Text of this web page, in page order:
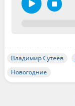
Владимир Сутеев
Новогодние